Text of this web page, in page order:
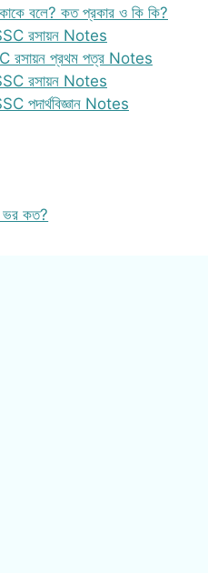
বলে? কত প্রকার ও কি কি?
রসায়ন Notes
রসায়ন প্রথম পত্র Notes
রসায়ন Notes
পদার্থবিজ্ঞান Notes
ভর কত?